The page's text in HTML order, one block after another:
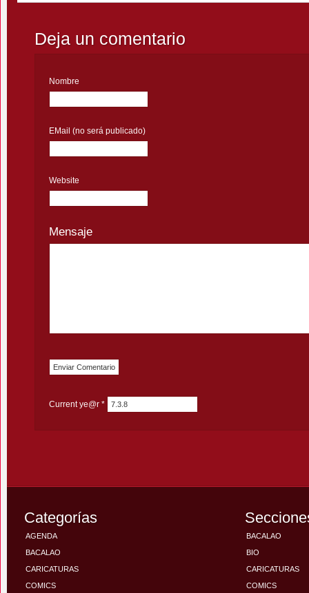
Deja un comentario
Nombre
EMail (no será publicado)
Website
Mensaje
Current ye@r *
Categorías
AGENDA
BACALAO
CARICATURAS
COMICS
BACALAO
BIO
CARICATURAS
COMICS